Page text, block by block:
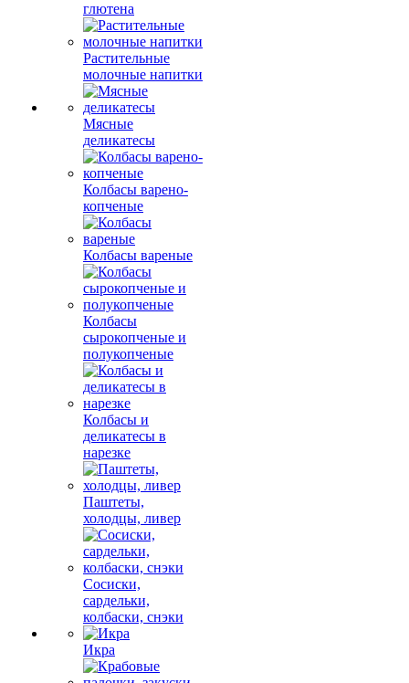
глютена
Растительные
молочные напитки
Мясные
деликатесы
Колбасы варено-
копченые
Колбасы вареные
Колбасы
сырокопченые и
полукопченые
Колбасы и
деликатесы в
нарезке
Паштеты,
холодцы, ливер
Сосиски,
сардельки,
колбаски, снэки
Икра